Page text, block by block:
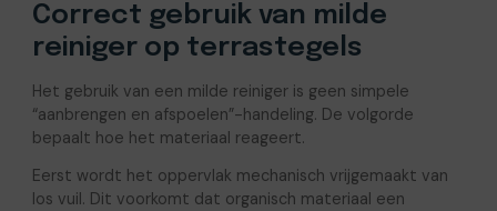
Correct gebruik van milde
reiniger op terrastegels
Het gebruik van een milde reiniger is geen simpele
“aanbrengen en afspoelen”-handeling. De volgorde
bepaalt hoe het materiaal reageert.
Eerst wordt het oppervlak mechanisch vrijgemaakt van
los vuil. Dit voorkomt dat organisch materiaal een